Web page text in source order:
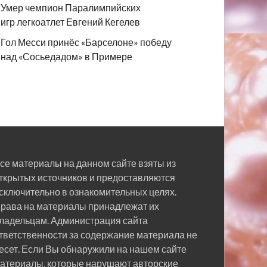
Умер чемпион Паралимпийских
игр легкоатлет Евгений Кегелев
Гол Месси принёс «Барселоне» победу
над «Сосьедадом» в Примере
материалы на данном сайте взяты из
источников и предоставляются
в ознакомительных целях.
на материалы принадлежат их
Администрация сайта
за содержание материала не
Если Вы обнаружили на нашем сайте
которые нарушают авторские